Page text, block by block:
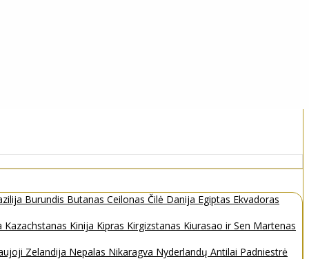
Burundis Butanas Ceilonas Čilė Danija Egiptas Ekvadoras
Kazachstanas Kinija Kipras Kirgizstanas Kiurasao ir Sen Martenas
Zelandija Nepalas Nikaragva Nyderlandų Antilai Padniestrė